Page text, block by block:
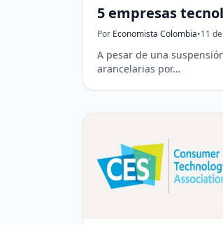
5 empresas
Por Economista Colombia•11
A pesar de una
arancelarias por…